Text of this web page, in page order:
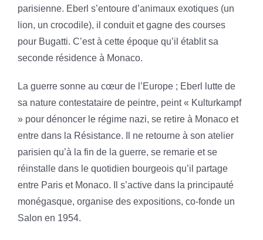
parisienne. Eberl s’entoure d’animaux exotiques (un
lion, un crocodile), il conduit et gagne des courses
pour Bugatti. C’est à cette époque qu’il établit sa
seconde résidence à Monaco.
La guerre sonne au cœur de l’Europe ; Eberl lutte de
sa nature contestataire de peintre, peint « Kulturkampf
» pour dénoncer le régime nazi, se retire à Monaco et
entre dans la Résistance. Il ne retourne à son atelier
parisien qu’à la fin de la guerre, se remarie et se
réinstalle dans le quotidien bourgeois qu’il partage
entre Paris et Monaco. Il s’active dans la principauté
monégasque, organise des expositions, co-fonde un
Salon en 1954.